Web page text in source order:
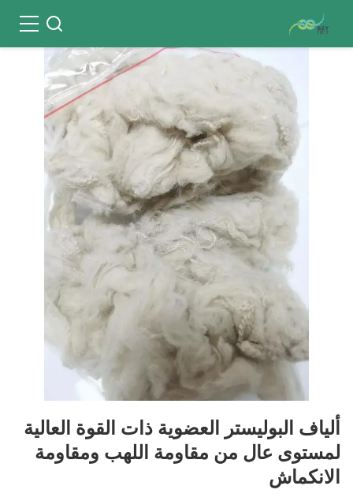
ألياف البوليستر العضوية ذات القوة العالية
لمستوى عال من مقاومة اللهب ومقاومة
الانكماش